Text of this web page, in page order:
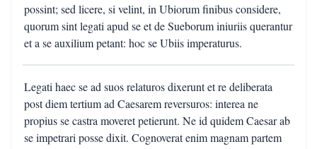
possint; sed licere, si velint, in Ubiorum finibus considere,
quorum sint legati apud se et de Sueborum iniuriis querantur
et a se auxilium petant: hoc se Ubiis imperaturus.
Legati haec se ad suos relaturos dixerunt et re deliberata
post diem tertium ad Caesarem reversuros: interea ne
propius se castra moveret petierunt. Ne id quidem Caesar ab
se impetrari posse dixit. Cognoverat enim magnam partem